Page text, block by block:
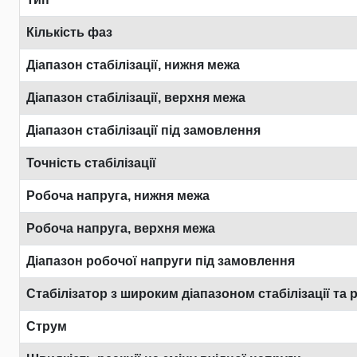
Кількість фаз
Діапазон стабілізації, нижня межа
Діапазон стабілізації, верхня межа
Діапазон стабілізації під замовлення
Точність стабілізації
Робоча напруга, нижня межа
Робоча напруга, верхня межа
Діапазон робочої напруги під замовлення
Стабілізатор з широким діапазоном стабілізації та
Струм